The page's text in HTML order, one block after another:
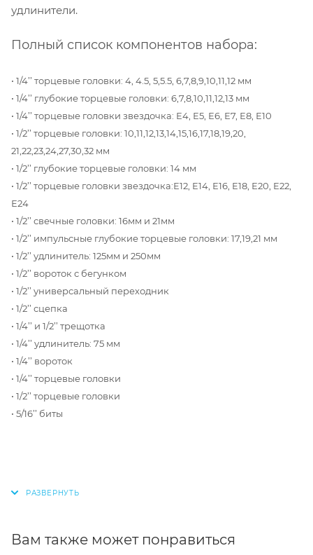
удлинители.
Полный список компонентов набора:
• 1/4’’ торцевые головки: 4, 4.5, 5,5.5, 6,7,8,9,10,11,12 мм
• 1/4’’ глубокие торцевые головки: 6,7,8,10,11,12,13 мм
• 1/4’’ торцевые головки звездочка: Е4, Е5, Е6, Е7, Е8, Е10
• 1/2’’ торцевые головки: 10,11,12,13,14,15,16,17,18,19,20,
21,22,23,24,27,30,32 мм
• 1/2’’ глубокие торцевые головки: 14 мм
• 1/2’’ торцевые головки звездочка:Е12, Е14, Е16, Е18, Е20, Е22,
Е24
• 1/2’’ свечные головки: 16мм и 21мм
• 1/2’’ импульсные глубокие торцевые головки: 17,19,21 мм
• 1/2’’ удлинитель: 125мм и 250мм
• 1/2’’ вороток с бегунком
• 1/2’’ универсальный переходник
• 1/2’’ сцепка
• 1/4’’ и 1/2’’ трещотка
• 1/4’’ удлинитель: 75 мм
• 1/4’’ вороток
• 1/4’’ торцевые головки
• 1/2’’ торцевые головки
• 5/16’’ биты
Вам также может понравиться